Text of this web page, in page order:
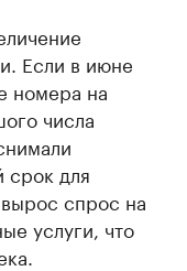
Если в июне
номера на
числа
срок для
спрос на
услуги, что